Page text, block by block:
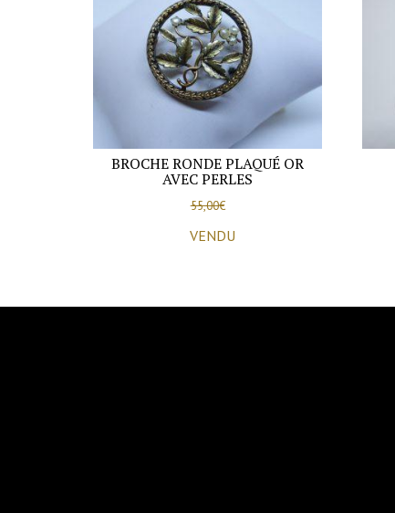
BROCHE RONDE PLAQUÉ OR
AVEC PERLES
55,00€
VENDU